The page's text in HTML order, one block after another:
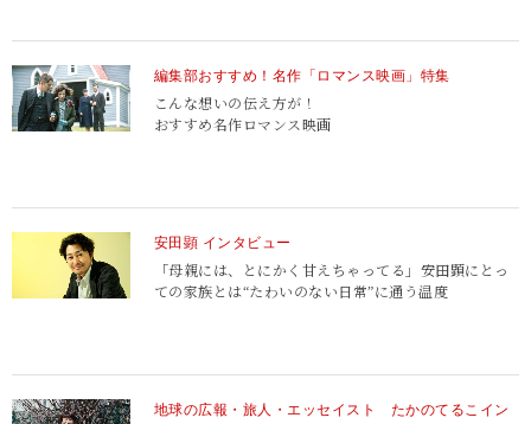
編集部おすすめ！名作「ロマンス映画」特集
こんな想いの伝え方が！
おすすめ名作ロマンス映画
安田顕 インタビュー
「母親には、とにかく甘えちゃってる」安田顕にとっ
ての家族とは“たわいのない日常”に通う温度
地球の広報・旅人・エッセイスト たかのてるこイン